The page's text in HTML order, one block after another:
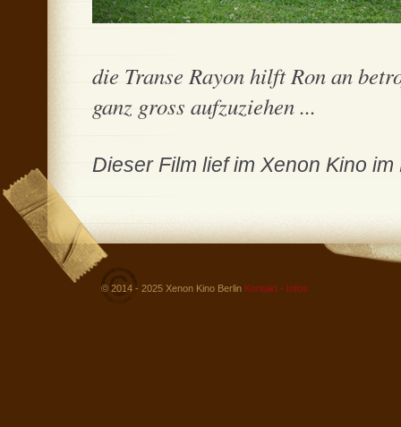
die Transe Rayon hilft Ron an
ganz gross aufzuziehen ...
Dieser Film lief im Xenon Kino
© 2014 - 2025 Xenon Kino Berlin Kontakt - Infos